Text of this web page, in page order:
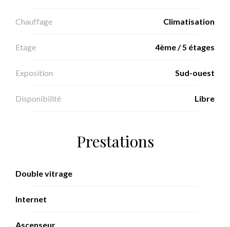
Chauffage Climatisation
Etage 4ème / 5 étages
Exposition Sud-ouest
Disponibilité Libre
Prestations
Double vitrage
Internet
Ascenseur